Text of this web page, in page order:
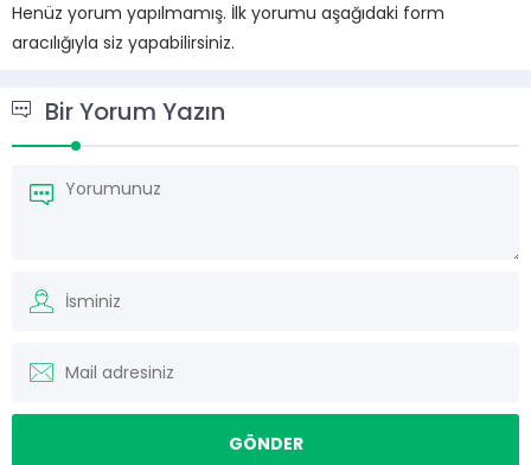
Henüz yorum yapılmamış. İlk yorumu aşağıdaki form
aracılığıyla siz yapabilirsiniz.
Bir Yorum Yazın